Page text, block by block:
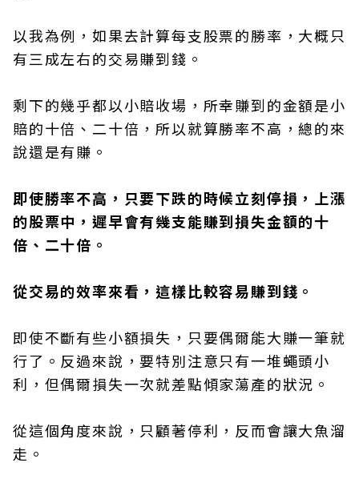
以我為例，如果去計算每支股票的勝率，大概只
有三成左右的交易賺到錢。
剩下的幾乎都以小賠收場，所幸賺到的金額是小
賠的十倍、二十倍，所以就算勝率不高，總的來
說還是有賺。
即使勝率不高，只要下跌的時候立刻停損，上漲
的股票中，遲早會有幾支能賺到損失金額的十
倍、二十倍。
從交易的效率來看，這樣比較容易賺到錢。
即使不斷有些小額損失，只要偶爾能大賺一筆就
行了。反過來說，要特別注意只有一堆蠅頭小
利，但偶爾損失一次就差點傾家蕩產的狀況。
從這個角度來說，只顧著停利，反而會讓大魚溜
走。